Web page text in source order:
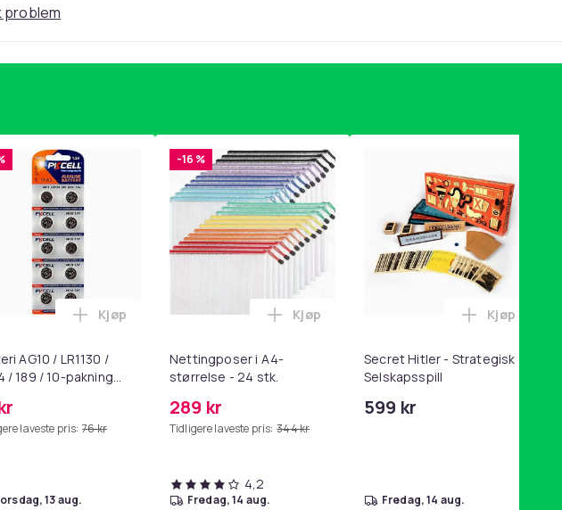
problem
SoundLink Black i handlekurven
6-rørs fotpedal motstandsbånd - mage- og kjernetrening, yoga og
AG10 / LR1130 /
/ 189 / 10-pakning
laveste pris: 76 kr
Legg Batteri AG10 / LR1130 / LR54 / 189 / 10-pakning PKcell i
Kjøp
torsdag, 13 aug.
-16 %
Nettingposer i A4-
størrelse - 24 stk.
289 kr
Tidligere laveste pris: 344 kr
Legg Nettingposer i A4-størrelse - 24
Kjøp
4,2
fredag, 14 aug.
Secret Hitler - Strategisk
Selskapsspill
599 kr
Legg
Kjøp
fredag, 14 aug.